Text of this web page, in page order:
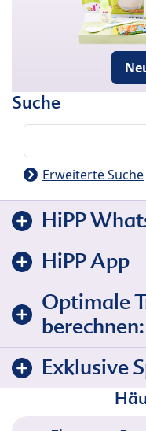
Suche
Erweiterte Suche
HiPP
HiPP App
Optimale
berechnen:
Exklusive